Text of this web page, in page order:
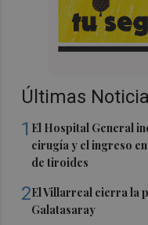
Últimas
1 El Hospital General
cirugía y el ingreso
de tiroides
2El Villarreal cierra la
Galatasaray